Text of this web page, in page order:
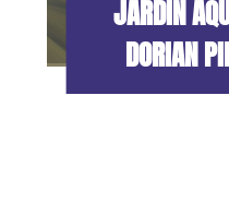
JARDIN
DORIAN